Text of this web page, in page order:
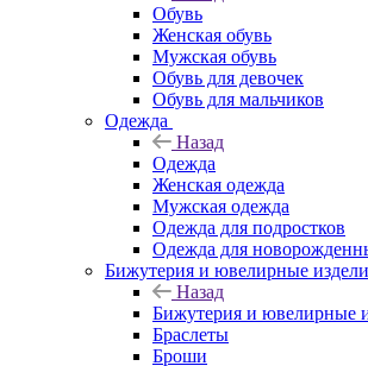
Обувь
Женская обувь
Мужская обувь
Обувь для девочек
Обувь для мальчиков
Одежда
Назад
Одежда
Женская одежда
Мужская одежда
Одежда для подростков
Одежда для
Бижутерия и ювелирные
Назад
Бижутерия и ювелирные
Браслеты
Броши